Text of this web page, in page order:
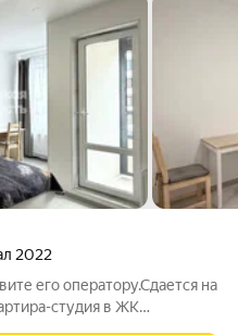
2022
его оператору.Сдается на
студия в ЖК